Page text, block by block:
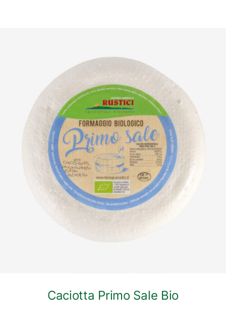
DETTAGLI
Caciotta Primo Sale Bio